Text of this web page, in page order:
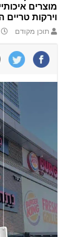
מוצרים
וירקות
תוכן מקודם